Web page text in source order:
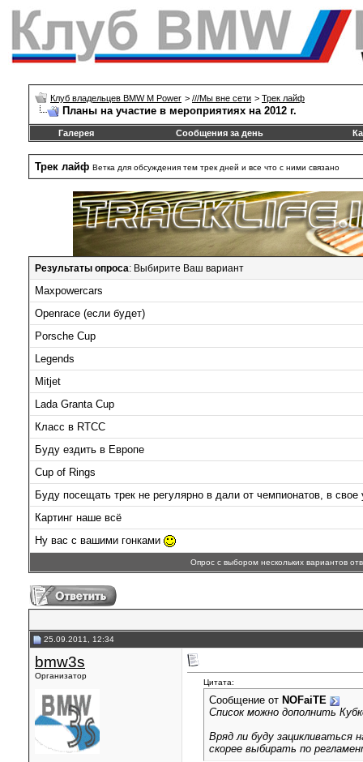
Клуб владельцев BMW M Power > ///Mы вне сети > Трек лайф
Планы на участие в мероприятиях на 2012 г.
Галерея Сообщения за день
Трек лайф Ветка для обсуждения тем трек дней и все что с ними связано
Результаты опроса: Выбирите Ваш вариант
Maxpowercars
Openrace (если будет)
Porsche Cup
Legends
Mitjet
Lada Granta Cup
Класс в RTCC
Буду ездить в Европе
Cup of Rings
Буду посещать трек не регулярно в дали от чемпионатов, в свое
Картинг наше всё
Ну вас с вашими гонками
Опрос с выбором нескольких вариантов
25.09.2011, 12:34
bmw3s
Организатор
Цитата:
Сообщение от NOFaiTE
Список можно дополнить
Вряд ли буду зацикливаться
скорее выбирать по